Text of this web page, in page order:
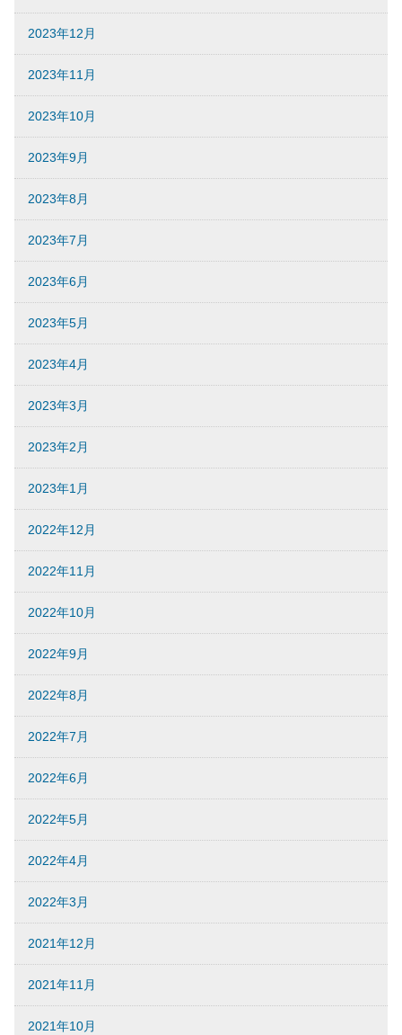
2023年12月
2023年11月
2023年10月
2023年9月
2023年8月
2023年7月
2023年6月
2023年5月
2023年4月
2023年3月
2023年2月
2023年1月
2022年12月
2022年11月
2022年10月
2022年9月
2022年8月
2022年7月
2022年6月
2022年5月
2022年4月
2022年3月
2021年12月
2021年11月
2021年10月